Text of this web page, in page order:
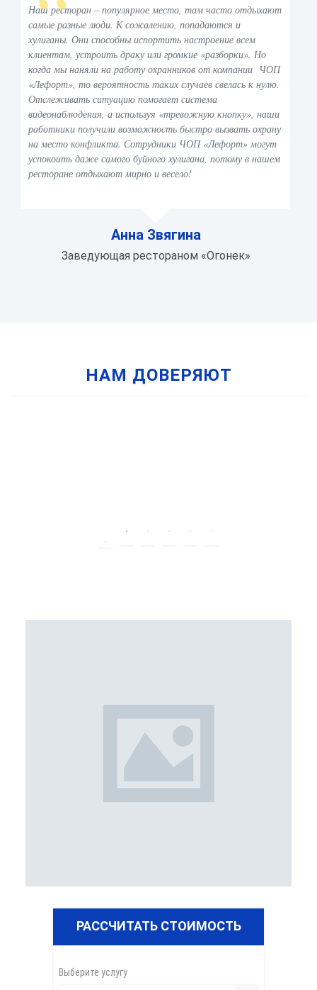
Наш ресторан – популярное место, там часто отдыхают
самые разные люди. К сожалению, попадаются и
хулиганы. Они способны испортить настроение всем
клиентам, устроить драку или громкие «разборки». Но
когда мы наняли на работу охранников от компании ЧОП
«Лефорт», то вероятность таких случаев свелась к нулю.
Отслеживать ситуацию помогает система
видеонаблюдения, а используя «тревожную кнопку», наши
работники получили возможность быстро вызвать охрану
на место конфликта. Сотрудники ЧОП «Лефорт» могут
успокоить даже самого буйного хулигана, потому в нашем
ресторане отдыхают мирно и весело!
Анна Звягина
Заведующая рестораном «Огонек»
НАМ ДОВЕРЯЮТ
РАССЧИТАТЬ СТОИМОСТЬ
Выберите услугу